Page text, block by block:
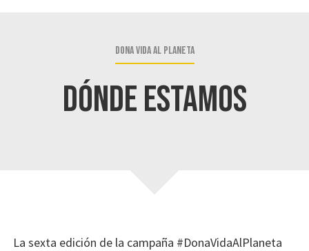
Dona vida al planeta
Dónde estamos
La sexta edición de la campaña #DonaVidaAlPlaneta